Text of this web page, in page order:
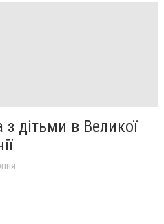
з дітьми в Великої